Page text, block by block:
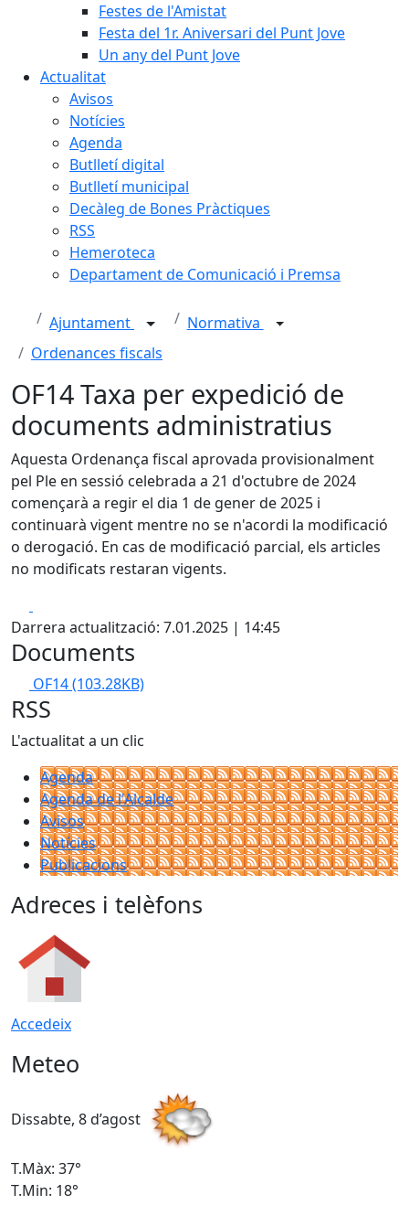
Festes de l'Amistat
Festa del 1r. Aniversari del Punt Jove
Un any del Punt Jove
Actualitat
Avisos
Notícies
Agenda
Butlletí digital
Butlletí municipal
Decàleg de Bones Pràctiques
RSS
Hemeroteca
Departament de Comunicació i Premsa
Ajuntament
Normativa
Ordenances fiscals
OF14 Taxa per expedició de
documents administratius
Aquesta Ordenança fiscal aprovada provisionalment
pel Ple en sessió celebrada a 21 d'octubre de 2024
començarà a regir el dia 1 de gener de 2025 i
continuarà vigent mentre no se n'acordi la modificació
o derogació. En cas de modificació parcial, els articles
no modificats restaran vigents.
Darrera actualització: 7.01.2025 | 14:45
Documents
OF14(103.28KB)
RSS
L'actualitat a un clic
Agenda
Agenda de l'Alcalde
Avisos
Notícies
Publicacions
Adreces i telèfons
Accedeix
Meteo
Dissabte, 8 d’agost
T.Màx: 37°
T.Min: 18°